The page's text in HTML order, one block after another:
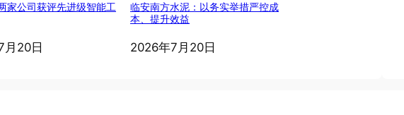
家公司获评先进级智能工
月20日
临安南方水泥：以务实举措严控成
本、提升效益
2026年7月20日